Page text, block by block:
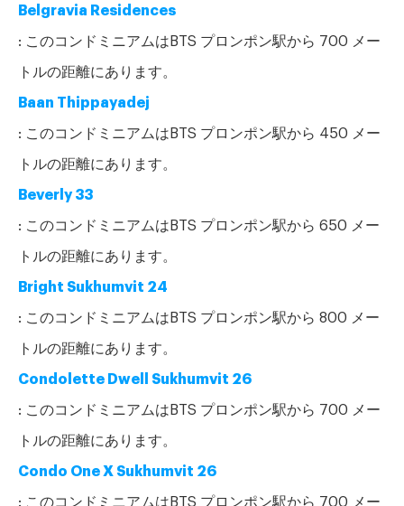
Belgravia Residences
: このコンドミニアムはBTS プロンポン駅から 700 メー
トルの距離にあります。
Baan Thippayadej
: このコンドミニアムはBTS プロンポン駅から 450 メー
トルの距離にあります。
Beverly 33
: このコンドミニアムはBTS プロンポン駅から 650 メー
トルの距離にあります。
Bright Sukhumvit 24
: このコンドミニアムはBTS プロンポン駅から 800 メー
トルの距離にあります。
Condolette Dwell Sukhumvit 26
: このコンドミニアムはBTS プロンポン駅から 700 メー
トルの距離にあります。
Condo One X Sukhumvit 26
: このコンドミニアムはBTS プロンポン駅から 700 メー